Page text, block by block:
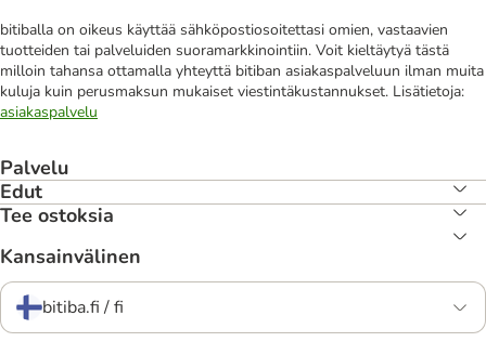
bitiballa on oikeus käyttää sähköpostiosoitettasi omien, vastaavien
tuotteiden tai palveluiden suoramarkkinointiin. Voit kieltäytyä tästä
milloin tahansa ottamalla yhteyttä bitiban asiakaspalveluun ilman muita
kuluja kuin perusmaksun mukaiset viestintäkustannukset. Lisätietoja:
asiakaspalvelu
Palvelu
Edut
Tee ostoksia
Kansainvälinen
bitiba.fi / fi